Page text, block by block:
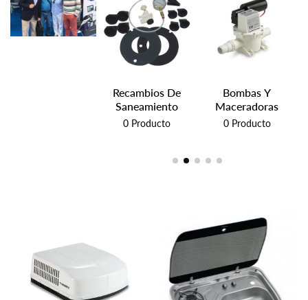
Recambios De
Saneamiento
0Producto
Bombas Y
Maceradoras
0Producto